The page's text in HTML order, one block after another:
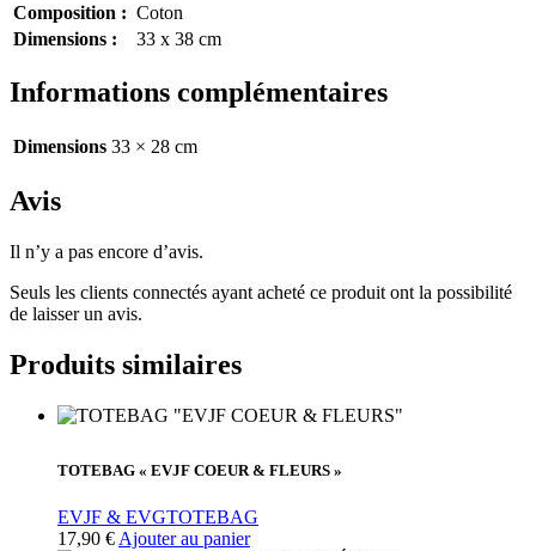
Composition : Coton
Dimensions :
33 x 38 cm
Informations complémentaires
Dimensions 33 × 28 cm
Avis
Il n’y a pas encore d’avis.
Seuls les clients connectés ayant acheté ce produit ont la possibilité
de laisser un avis.
Produits similaires
TOTEBAG « EVJF COEUR & FLEURS »
EVJF & EVGTOTEBAG
17,90 € Ajouter au panier